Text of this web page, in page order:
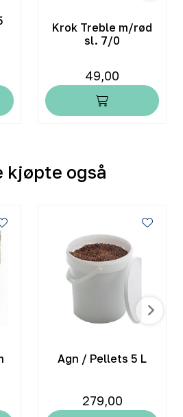
Krok Treble m/rød
sl. 7/0
49,00
kjøpte også
Agn / Pellets 5 L
279,00